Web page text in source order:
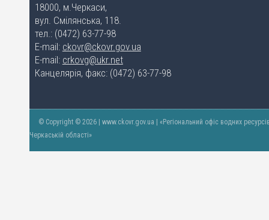
18000, м.Черкаси,
вул. Смілянська, 118.
тел.: (0472) 63-77-98
E-mail: ckovr@ckovr.gov.ua
E-mail: crkovg@ukr.net
Канцелярія, факс: (0472) 63-77-98
© Copyright © 2026 | www.ckovr.gov.ua | «Регіональний офіс водних
Черкаській області»